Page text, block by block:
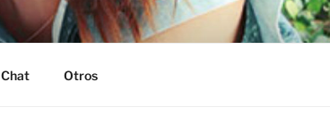
Chat Otros